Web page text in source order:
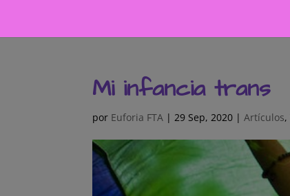
Mi infancia trans
por Euforia FTA |29 Sep, 2020 |Artículos,